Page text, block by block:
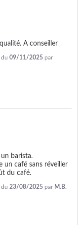
A conseiller
du 09/11/2025 par
barista.
un café sans réveiller
du café.
du 23/08/2025 par M.B.